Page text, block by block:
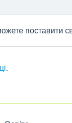
поставити
.